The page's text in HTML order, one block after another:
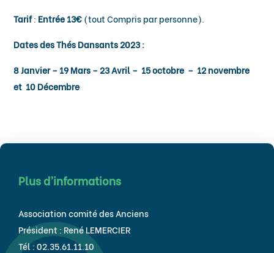
Tarif: Entrée 13€(tout Compris par personne).
Dates des Thés Dansants 2023 :
8 Janvier – 19 Mars – 23 Avril – 15 octobre – 12 novembre
et 10 Décembre
Plus d’informations
Association comité des Anciens
Président : René LEMERCIER
Tél : 02.35.61.11.10